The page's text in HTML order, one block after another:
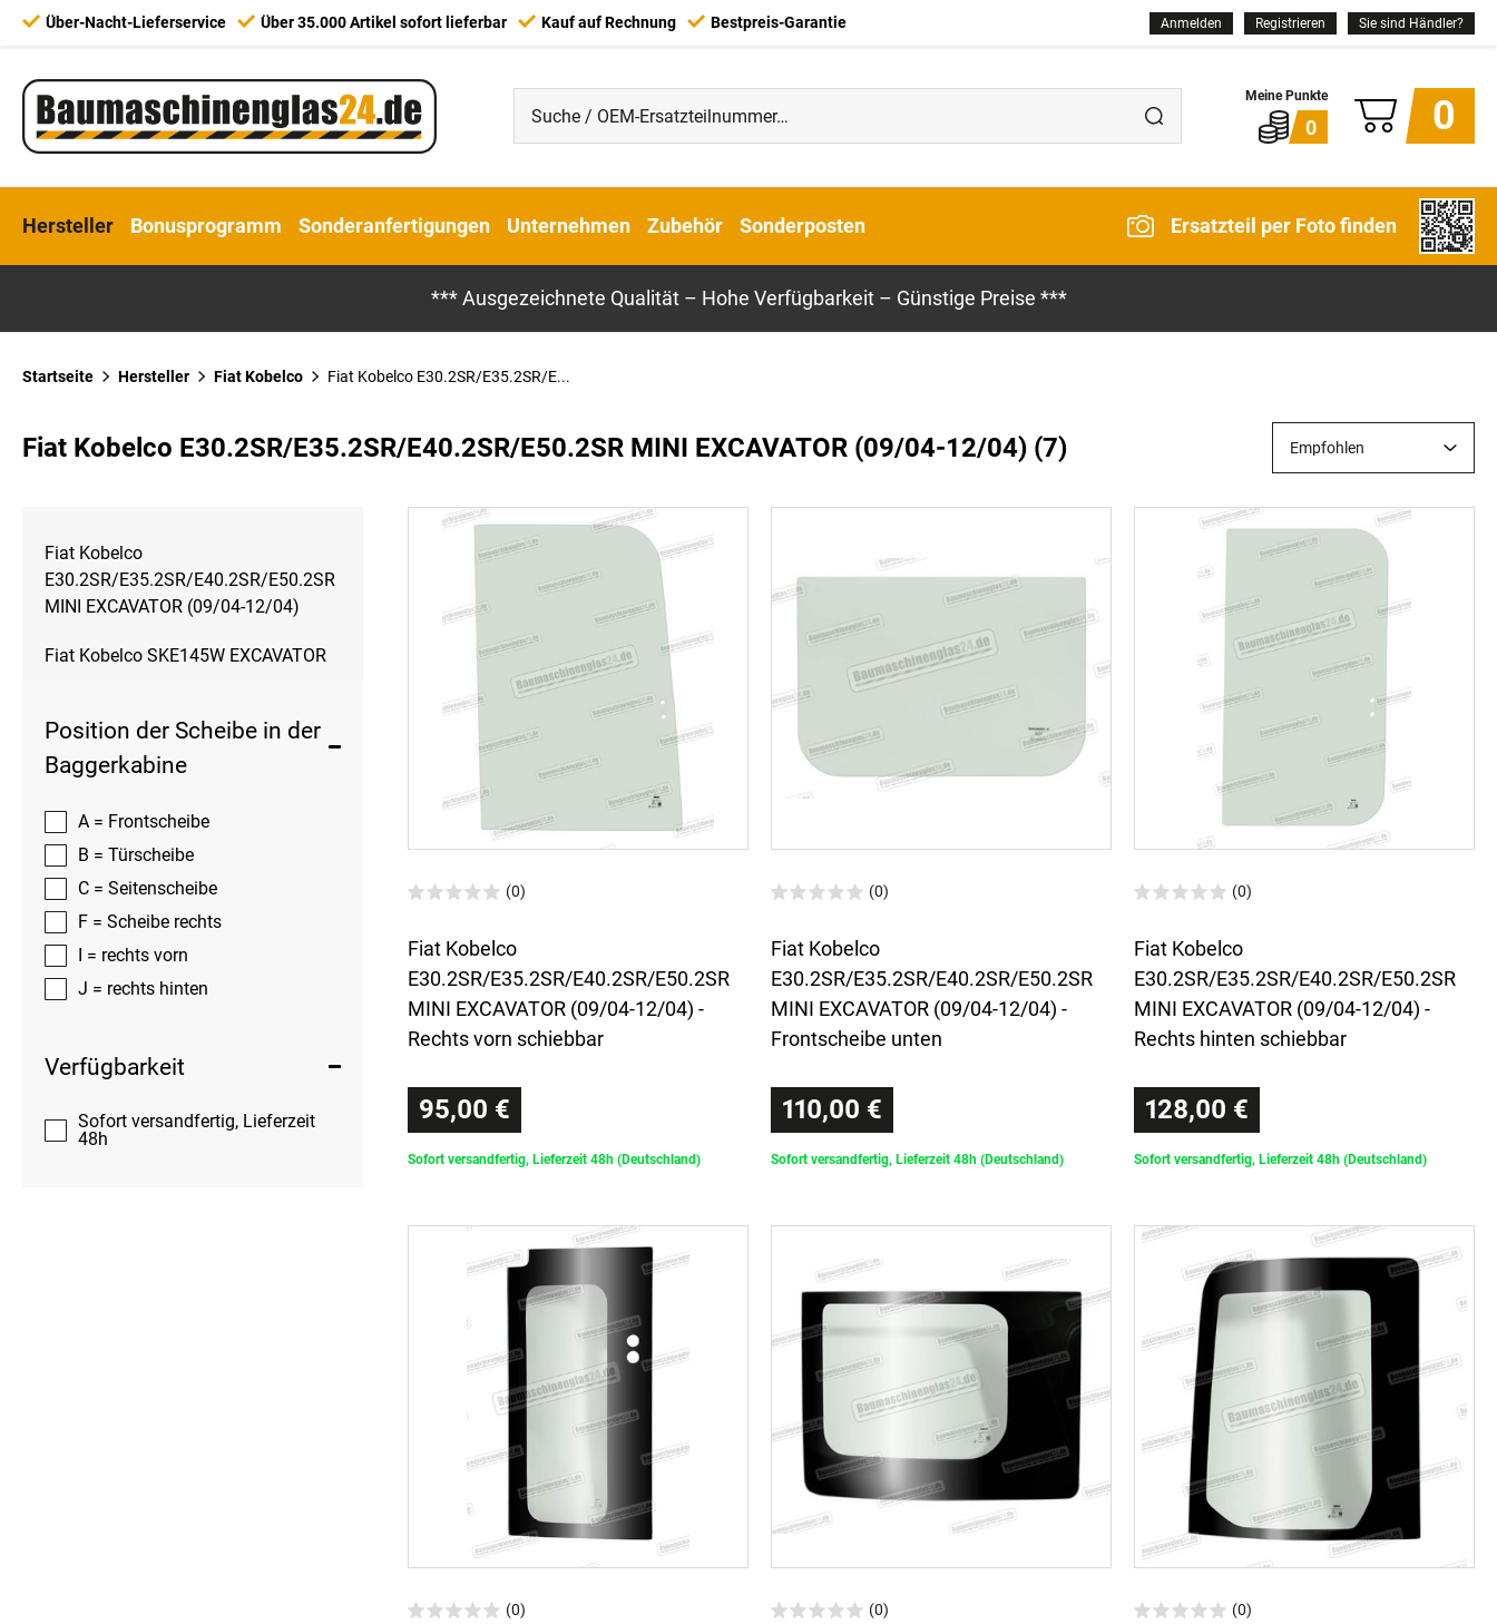
Über-Nacht-Lieferservice Über 35.000 Artikel sofort lieferbar Kauf auf Rechnung Bestpreis-Garantie Anmelden Registrieren Sie sind Händler?
0 0
Hersteller Bonusprogramm Sonderanfertigungen Unternehmen Zubehör Sonderposten Ersatzteil per Foto finden
*** Ausgezeichnete Qualität – Hohe Verfügbarkeit – Günstige Preise ***
Startseite Hersteller Fiat Kobelco Fiat Kobelco E30.2SR/E35.2SR/E...
Fiat Kobelco E30.2SR/E35.2SR/E40.2SR/E50.2SR MINI EXCAVATOR (09/04-12/04) (7)
Fiat Kobelco
E30.2SR/E35.2SR/E40.2SR/E50.2SR
MINI EXCAVATOR (09/04-12/04)
Fiat Kobelco SKE145W EXCAVATOR
Position der Scheibe in der
Baggerkabine
A = Frontscheibe
B = Türscheibe
C = Seitenscheibe
F = Scheibe rechts
I = rechts vorn
J = rechts hinten
Verfügbarkeit
Sofort versandfertig, Lieferzeit
48h
(0)
Fiat Kobelco
E30.2SR/E35.2SR/E40.2SR/E50.2SR
MINI EXCAVATOR (09/04-12/04) -
Rechts vorn schiebbar
95,00 €
Sofort versandfertig, Lieferzeit 48h (Deutschland)
(0)
Fiat Kobelco
E30.2SR/E35.2SR/E40.2SR/E50.2SR
MINI EXCAVATOR (09/04-12/04) -
Frontscheibe unten
110,00 €
Sofort versandfertig, Lieferzeit 48h (Deutschland)
(0)
Fiat Kobelco
E30.2SR/E35.2SR/E40.2SR/E50.2SR
MINI EXCAVATOR (09/04-12/04) -
Rechts hinten schiebbar
128,00 €
Sofort versandfertig, Lieferzeit 48h (Deutschland)
(0) (0) (0)